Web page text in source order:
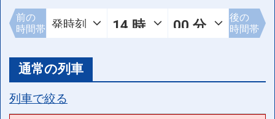
前の
時間帯
後の
時間帯
通常の列車
列車で絞る